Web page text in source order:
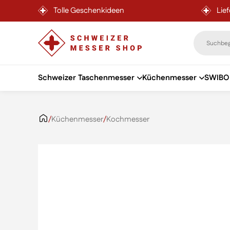
Tolle Geschenkideen
Schweizer Taschenmesser Küchenmesser
/Küchenmesser/Kochmesser